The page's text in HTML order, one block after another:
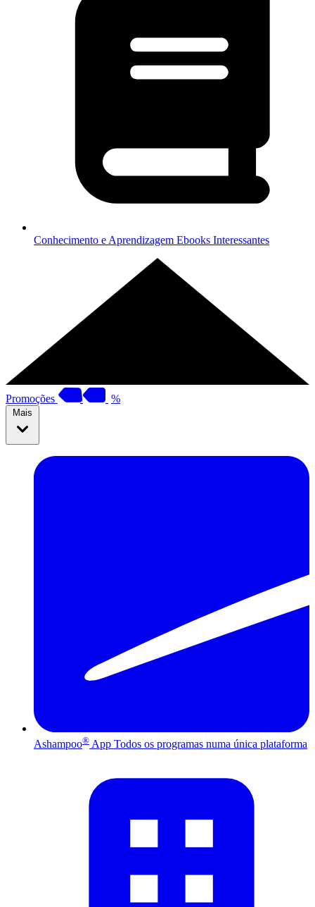
Conhecimento e Aprendizagem Ebooks Interessantes
Promoções %
Mais
Ashampoo® App Todos os programas numa única plataforma